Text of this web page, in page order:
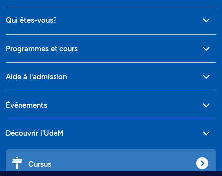
Qui êtes-vous?
Programmes et cours
Aide à l'admission
Événements
Découvrir l'UdeM
Cursus